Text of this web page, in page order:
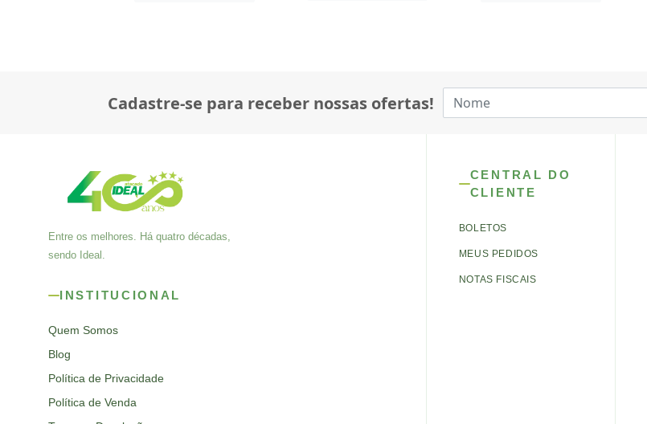
Cadastre-se para receber nossas ofertas!
Entre os melhores. Há quatro décadas,
sendo Ideal.
INSTITUCIONAL
Quem Somos
Blog
Política de Privacidade
Política de Venda
CENTRAL DO
CLIENTE
BOLETOS
MEUS PEDIDOS
NOTAS FISCAIS